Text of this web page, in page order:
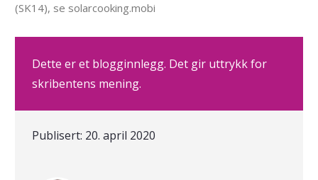
(SK14), se solarcooking.mobi
Dette er et blogginnlegg. Det gir uttrykk for
skribentens mening.
Publisert: 20. april 2020